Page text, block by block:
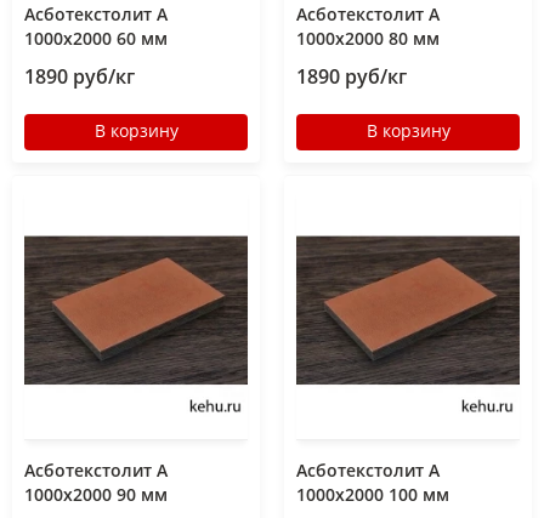
Асботекстолит А
1000х2000 60 мм
1890 руб/кг
В корзину
Асботекстолит А
1000х2000 80 мм
1890 руб/кг
В корзину
Асботекстолит А
1000х2000 90 мм
Асботекстолит А
1000х2000 100 мм